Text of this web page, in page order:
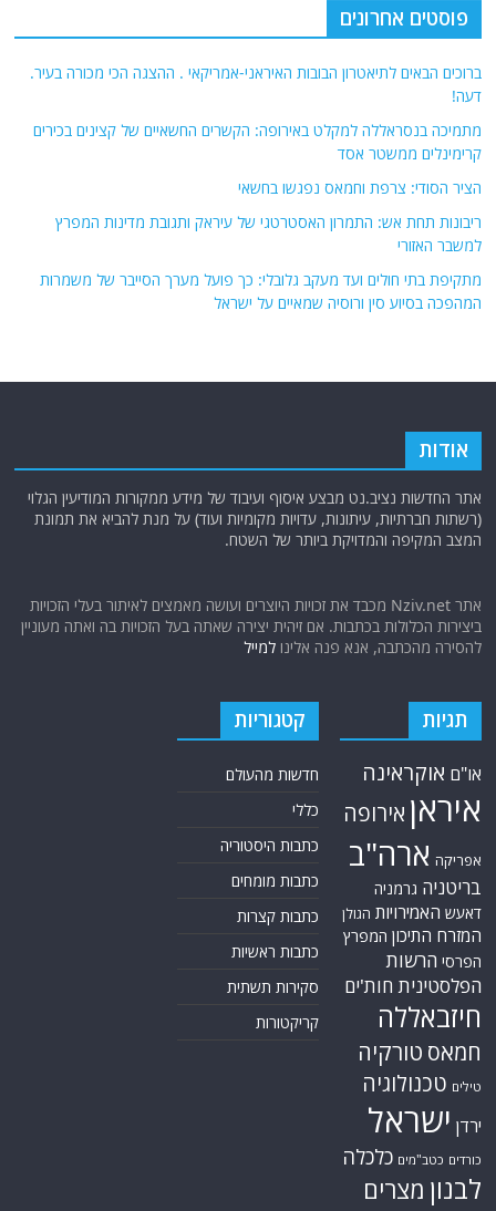
פוסטים אחרונים
ברוכים הבאים לתיאטרון הבובות האיראני-אמריקאי . ההצגה הכי מכורה בעיר.
דעה!
מתמיכה בנסראללה למקלט באירופה: הקשרים החשאיים של קצינים בכירים
קרימינלים ממשטר אסד
הציר הסודי: צרפת וחמאס נפגשו בחשאי
ריבונות תחת אש: התמרון האסטרטגי של עיראק ותגובת מדינות המפרץ
למשבר האזורי
מתקיפת בתי חולים ועד מעקב גלובלי: כך פועל מערך הסייבר של משמרות
המהפכה בסיוע סין ורוסיה שמאיים על ישראל
אודות
אתר החדשות נציב.נט מבצע איסוף ועיבוד של מידע ממקורות המודיעין הגלוי
(רשתות חברתיות, עיתונות, עדויות מקומיות ועוד) על מנת להביא את תמונת
המצב המקיפה והמדויקת ביותר של השטח.
אתר Nziv.net מכבד את זכויות היוצרים ועושה מאמצים לאיתור בעלי הזכויות
ביצירות הכלולות בכתבות. אם זיהית יצירה שאתה בעל הזכויות בה ואתה מעוניין
להסירה מהכתבה, אנא פנה אלינולמייל
תגיות
או"ם אוקראינה
איראן אירופה
אפריקה ארה"ב
בריטניה גרמניה
דאעש האמירויות הגולן
המזרח התיכון המפרץ
הפרסי הרשות
הפלסטינית חות'ים
חיזבאללה
חמאס טורקיה
טילים טכנולוגיה
ירדן ישראל
כורדים כטב"מים כלכלה
לבנון מצרים
קטגוריות
חדשות מהעולם
כללי
כתבות היסטוריה
כתבות מומחים
כתבות קצרות
כתבות ראשיות
סקירות תשתית
קריקטורות